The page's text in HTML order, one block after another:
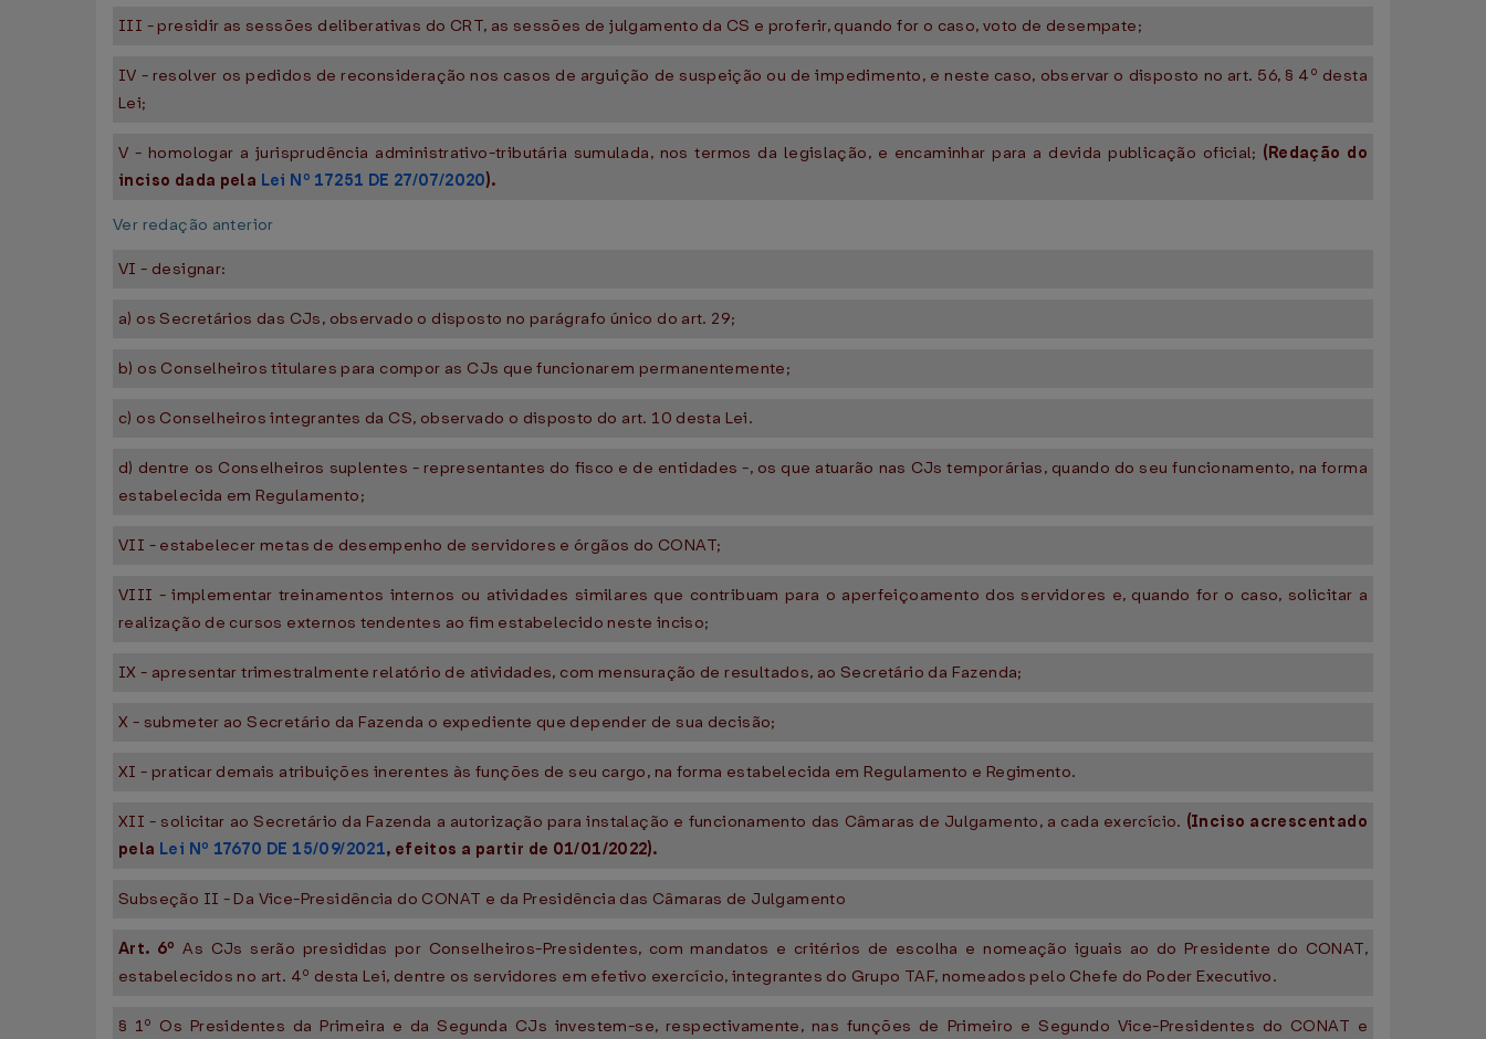
III - presidir as sessões deliberativas do CRT, as sessões de julgamento da CS e proferir, quando for o caso, voto de desempate;
IV - resolver os pedidos de reconsideração nos casos de arguição de suspeição ou de impedimento, e neste caso, observar o disposto no art. 56, § 4º desta
Lei;
V - homologar a jurisprudência administrativo-tributária sumulada, nos termos da legislação, e encaminhar para a devida publicação oficial; (Redação do
inciso dada pela Lei Nº 17251 DE 27/07/2020).
Ver redação anterior
VI - designar:
a) os Secretários das CJs, observado o disposto no parágrafo único do art. 29;
b) os Conselheiros titulares para compor as CJs que funcionarem permanentemente;
c) os Conselheiros integrantes da CS, observado o disposto do art. 10 desta Lei.
d) dentre os Conselheiros suplentes - representantes do fisco e de entidades -, os que atuarão nas CJs temporárias, quando do seu funcionamento, na forma
estabelecida em Regulamento;
VII - estabelecer metas de desempenho de servidores e órgãos do CONAT;
VIII - implementar treinamentos internos ou atividades similares que contribuam para o aperfeiçoamento dos servidores e, quando for o caso, solicitar a
realização de cursos externos tendentes ao fim estabelecido neste inciso;
IX - apresentar trimestralmente relatório de atividades, com mensuração de resultados, ao Secretário da Fazenda;
X - submeter ao Secretário da Fazenda o expediente que depender de sua decisão;
XI - praticar demais atribuições inerentes às funções de seu cargo, na forma estabelecida em Regulamento e Regimento.
XII - solicitar ao Secretário da Fazenda a autorização para instalação e funcionamento das Câmaras de Julgamento, a cada exercício. (Inciso acrescentado
pela Lei Nº 17670 DE 15/09/2021, efeitos a partir de 01/01/2022).
Subseção II - Da Vice-Presidência do CONAT e da Presidência das Câmaras de Julgamento
Art. 6ºAs CJs serão presididas por Conselheiros-Presidentes, com mandatos e critérios de escolha e nomeação iguais ao do Presidente do CONAT,
estabelecidos no art. 4º desta Lei, dentre os servidores em efetivo exercício, integrantes do Grupo TAF, nomeados pelo Chefe do Poder Executivo.
§ 1º Os Presidentes da Primeira e da Segunda CJs investem-se, respectivamente, nas funções de Primeiro e Segundo Vice-Presidentes do CONAT e